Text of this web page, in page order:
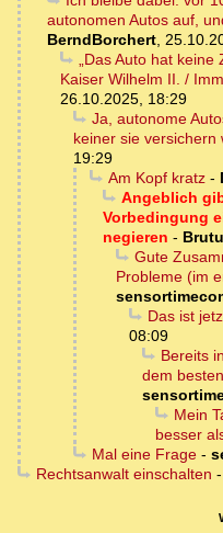
autonomen Autos auf,
BerndBorchert,
„Das Auto hat keine
Kaiser Wilhelm II. /
26.10.2025, 18:29
Ja, autonome
keiner sie versichern
19:29
Am Kopf kratz-
Angeblich
Vorbedingung
negieren -
Gute
Probleme (im
Das ist
08:09
Bereits
dem
Mein
besser
Mal eine Frage-
Rechtsanwalt einschalten -